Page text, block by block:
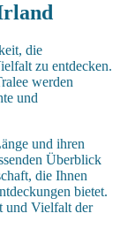
die
zu entdecken.
werden
und
und ihren
Überblick
die Ihnen
bietet.
und Vielfalt der